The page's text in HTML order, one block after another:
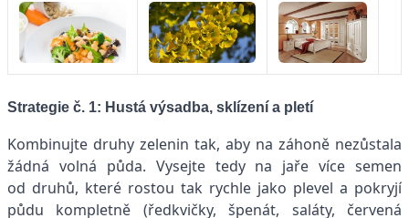
Strategie č. 1: Hustá výsadba, sklízení a pletí
Kombinujte druhy zelenin tak, aby na záhoně nezůstala
žádná volná půda. Vysejte tedy na jaře více semen
od druhů, které rostou tak rychle jako plevel a pokryjí
půdu kompletně (ředkvičky, špenát, saláty, červená